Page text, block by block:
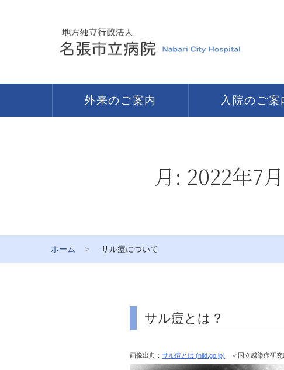
外来のご案内 入院のご案
月: 2022年7月
ホーム サル痘について
サル痘とは？
画像出典： サル痘とは (niid.go.jp) ＜国立感染症研究